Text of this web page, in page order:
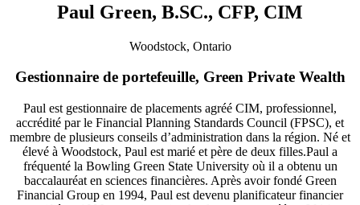
Paul Green, B.SC., CFP, CIM
Woodstock, Ontario
Gestionnaire de portefeuille, Green Private Wealth
Paul est gestionnaire de placements agréé CIM, professionnel,
accrédité par le Financial Planning Standards Council (FPSC), et
membre de plusieurs conseils d’administration dans la région. Né et
élevé à Woodstock, Paul est marié et père de deux filles.Paul a
fréquenté la Bowling Green State University où il a obtenu un
baccalauréat en sciences financières. Après avoir fondé Green
Financial Group en 1994, Paul est devenu planificateur financier